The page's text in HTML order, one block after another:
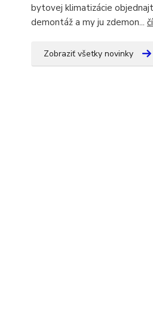
bytovej klimatizácie
demontáž a my ju zdemon...
Zobraziť všetky novinky